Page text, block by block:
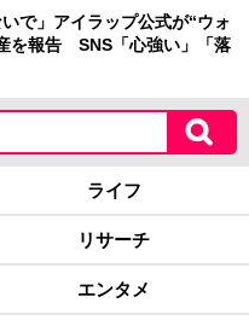
いで」アイラップ公式が“ウォ
を報告 SNS「心強い」「落
ライフ
リサーチ
エンタメ